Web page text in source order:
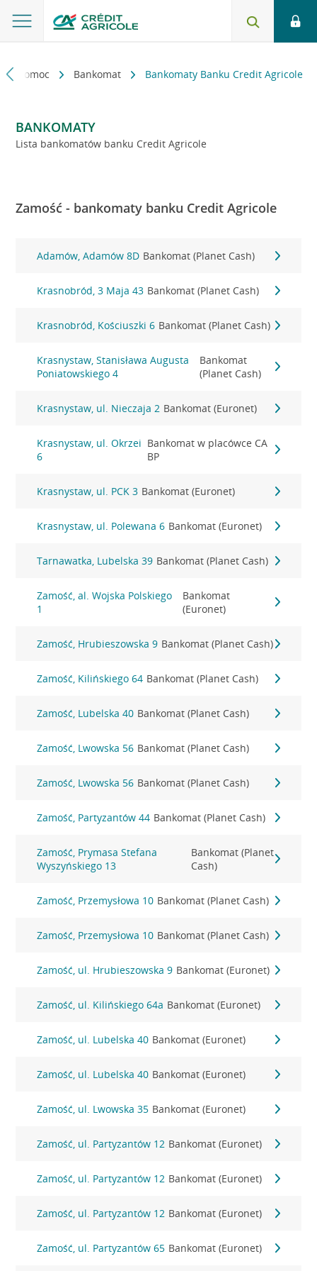
i pomoc Bankomat Bankomaty Banku Credit Agricole
BANKOMATY
Lista bankomatów banku Credit Agricole
Zamość - bankomaty banku Credit Agricole
Adamów, Adamów 8D Bankomat (Planet Cash)
Krasnobród, 3 Maja 43 Bankomat (Planet Cash)
Krasnobród, Kościuszki 6 Bankomat (Planet Cash)
Krasnystaw, Stanisława Augusta
Poniatowskiego 4
Bankomat
(Planet Cash)
Krasnystaw, ul. Nieczaja 2 Bankomat (Euronet)
Krasnystaw, ul. Okrzei
6
Bankomat w placówce CA
BP
Krasnystaw, ul. PCK 3 Bankomat (Euronet)
Krasnystaw, ul. Polewana 6 Bankomat (Euronet)
Tarnawatka, Lubelska 39 Bankomat (Planet Cash)
Zamość, al. Wojska Polskiego
1
Bankomat
(Euronet)
Zamość, Hrubieszowska 9 Bankomat (Planet Cash)
Zamość, Kilińskiego 64 Bankomat (Planet Cash)
Zamość, Lubelska 40 Bankomat (Planet Cash)
Zamość, Lwowska 56 Bankomat (Planet Cash)
Zamość, Lwowska 56 Bankomat (Planet Cash)
Zamość, Partyzantów 44 Bankomat (Planet Cash)
Zamość, Prymasa Stefana
Wyszyńskiego 13
Bankomat (Planet
Cash)
Zamość, Przemysłowa 10 Bankomat (Planet Cash)
Zamość, Przemysłowa 10 Bankomat (Planet Cash)
Zamość, ul. Hrubieszowska 9 Bankomat (Euronet)
Zamość, ul. Kilińskiego 64a Bankomat (Euronet)
Zamość, ul. Lubelska 40 Bankomat (Euronet)
Zamość, ul. Lubelska 40 Bankomat (Euronet)
Zamość, ul. Lwowska 35 Bankomat (Euronet)
Zamość, ul. Partyzantów 12 Bankomat (Euronet)
Zamość, ul. Partyzantów 12 Bankomat (Euronet)
Zamość, ul. Partyzantów 12 Bankomat (Euronet)
Zamość, ul. Partyzantów 65 Bankomat (Euronet)